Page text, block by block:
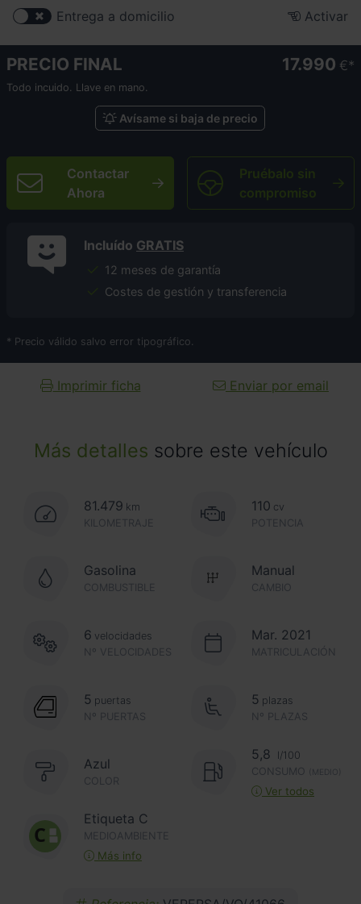
Más detalles sobre este vehículo
81.479 km
KILOMETRAJE
110 cv
POTENCIA
Gasolina
COMBUSTIBLE CAMBIO
Manual
Nº VELOCIDADES
6 velocidades Mar. 2021
MATRICULACIÓN
Nº PUERTAS
5 puertas
Nº PLAZAS
5 plazas
Azul
COLOR
5,8
l/100
CONSUMO
(MEDIO)
Ver todos
Etiqueta C
MEDIOAMBIENTE
Más info
Entrega a domicilio Activar
PRECIO FINAL 17.990 €
Todo incuido. Llave en mano.
Avísame si baja de precio
Contactar
Ahora
Pruébalo sin
compromiso
Incluído GRATIS
12 meses de garantía
Costes de gestión y transferencia
* Precio válido salvo error tipográfico.
Imprimir ficha Enviar por email